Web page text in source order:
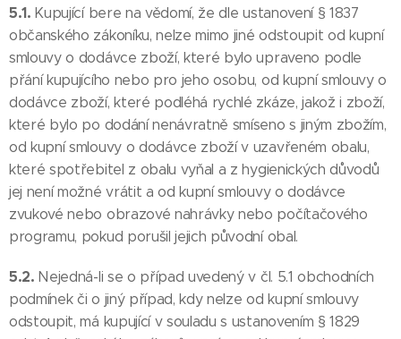
5.1. Kupující bere na vědomí, že dle ustanovení § 1837
občanského zákoníku, nelze mimo jiné odstoupit od kupní
smlouvy o dodávce zboží, které bylo upraveno podle
přání kupujícího nebo pro jeho osobu, od kupní smlouvy o
dodávce zboží, které podléhá rychlé zkáze, jakož i zboží,
které bylo po dodání nenávratně smíseno s jiným zbožím,
od kupní smlouvy o dodávce zboží v uzavřeném obalu,
které spotřebitel z obalu vyňal a z hygienických důvodů
jej není možné vrátit a od kupní smlouvy o dodávce
zvukové nebo obrazové nahrávky nebo počítačového
programu, pokud porušil jejich původní obal.
5.2. Nejedná-li se o případ uvedený v čl. 5.1 obchodních
podmínek či o jiný případ, kdy nelze od kupní smlouvy
odstoupit, má kupující v souladu s ustanovením § 1829